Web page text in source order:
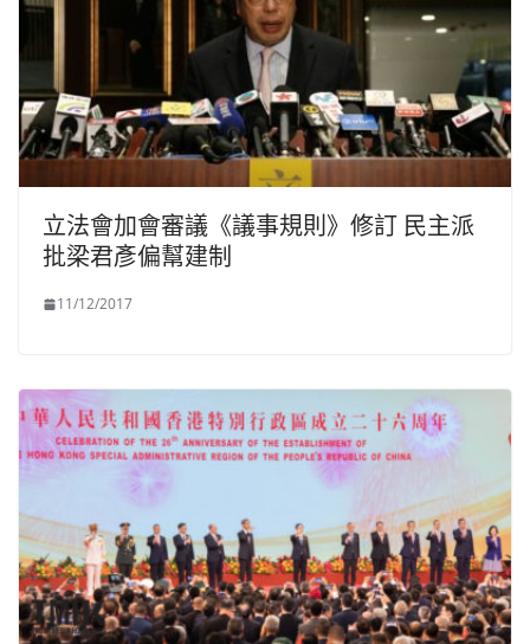
立法會加會審議《議事規則》修訂 民主派
批梁君彥偏幫建制
11/12/2017